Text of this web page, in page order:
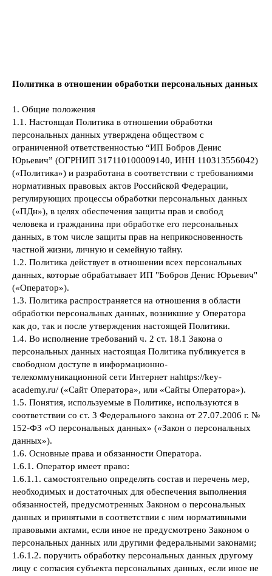
Политика в отношении обработки персональных данных
1. Общие положения
1.1. Настоящая Политика в отношении обработки
персональных данных утверждена обществом с
ограниченной ответственностью “ИП Бобров Денис
Юрьевич” (ОГРНИП 317110100009140, ИНН 110313556042)
(«Политика») и разработана в соответствии с требованиями
нормативных правовых актов Российской Федерации,
регулирующих процессы обработки персональных данных
(«ПДн»), в целях обеспечения защиты прав и свобод
человека и гражданина при обработке его персональных
данных, в том числе защиты прав на неприкосновенность
частной жизни, личную и семейную тайну.
1.2. Политика действует в отношении всех персональных
данных, которые обрабатывает ИП "Бобров Денис Юрьевич"
(«Оператор»).
1.3. Политика распространяется на отношения в области
обработки персональных данных, возникшие у Оператора
как до, так и после утверждения настоящей Политики.
1.4. Во исполнение требований ч. 2 ст. 18.1 Закона о
персональных данных настоящая Политика публикуется в
свободном доступе в информационно-
телекоммуникационной сети Интернет наhttps://key-
academy.ru/ («Сайт Оператора», или «Сайты Оператора»).
1.5. Понятия, используемые в Политике, используются в
соответствии со ст. 3 Федерального закона от 27.07.2006 г. №
152-ФЗ «О персональных данных» («Закон о персональных
данных»).
1.6. Основные права и обязанности Оператора.
1.6.1. Оператор имеет право:
1.6.1.1. самостоятельно определять состав и перечень мер,
необходимых и достаточных для обеспечения выполнения
обязанностей, предусмотренных Законом о персональных
данных и принятыми в соответствии с ним нормативными
правовыми актами, если иное не предусмотрено Законом о
персональных данных или другими федеральными законами;
1.6.1.2. поручить обработку персональных данных другому
лицу с согласия субъекта персональных данных, если иное не